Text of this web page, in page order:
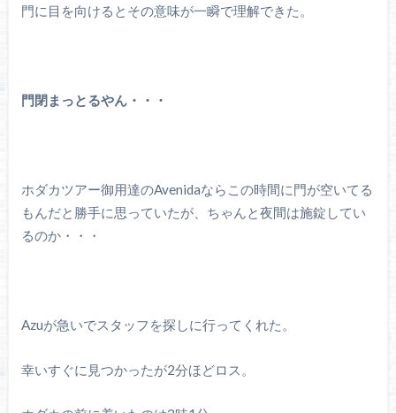
門に目を向けるとその意味が一瞬で理解できた。
門閉まっとるやん・・・
ホダカツアー御用達のAvenidaならこの時間に門が空いてる
もんだと勝手に思っていたが、ちゃんと夜間は施錠してい
るのか・・・
Azuが急いでスタッフを探しに行ってくれた。
幸いすぐに見つかったが2分ほどロス。